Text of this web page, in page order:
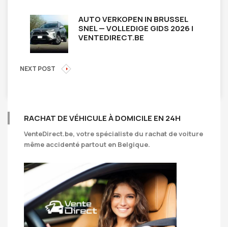
AUTO VERKOPEN IN BRUSSEL
SNEL — VOLLEDIGE GIDS 2026 |
VENTEDIRECT.BE
NEXT POST
RACHAT DE VÉHICULE À DOMICILE EN 24H
VenteDirect.be, votre spécialiste du rachat de voiture
même accidenté partout en Belgique.